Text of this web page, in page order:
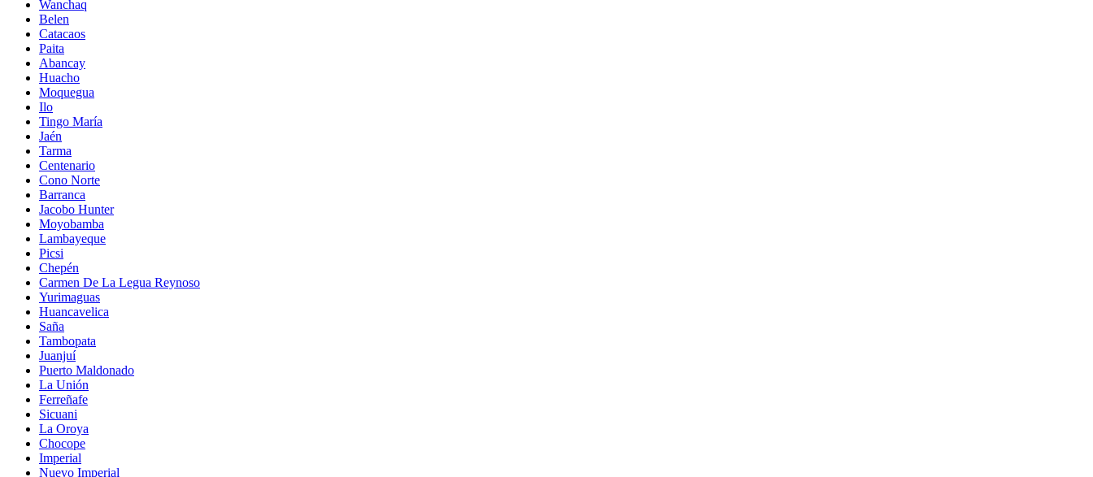
Wanchaq
Belen
Catacaos
Paita
Abancay
Huacho
Moquegua
Ilo
Tingo María
Jaén
Tarma
Centenario
Cono Norte
Barranca
Jacobo Hunter
Moyobamba
Lambayeque
Picsi
Chepén
Carmen De La Legua Reynoso
Yurimaguas
Huancavelica
Saña
Tambopata
Juanjuí
Puerto Maldonado
La Unión
Ferreñafe
Sicuani
La Oroya
Chocope
Imperial
Nuevo Imperial